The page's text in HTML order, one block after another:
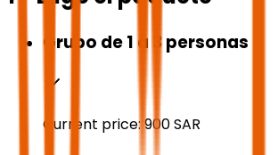
Grupo de 1 a 3 personas
Current price: 900SAR